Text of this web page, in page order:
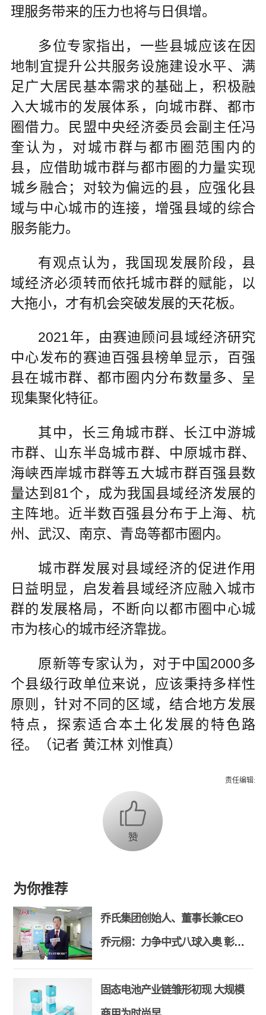
理服务带来的压力也将与日俱增。
多位专家指出，一些县城应该在因
地制宜提升公共服务设施建设水平、满
足广大居民基本需求的基础上，积极融
入大城市的发展体系，向城市群、都市
圈借力。民盟中央经济委员会副主任冯
奎认为，对城市群与都市圈范围内的
县，应借助城市群与都市圈的力量实现
城乡融合；对较为偏远的县，应强化县
域与中心城市的连接，增强县域的综合
服务能力。
有观点认为，我国现发展阶段，县
域经济必须转而依托城市群的赋能，以
大拖小，才有机会突破发展的天花板。
2021年，由赛迪顾问县域经济研究
中心发布的赛迪百强县榜单显示，百强
县在城市群、都市圈内分布数量多、呈
现集聚化特征。
其中，长三角城市群、长江中游城
市群、山东半岛城市群、中原城市群、
海峡西岸城市群等五大城市群百强县数
量达到81个，成为我国县域经济发展的
主阵地。近半数百强县分布于上海、杭
州、武汉、南京、青岛等都市圈内。
城市群发展对县域经济的促进作用
日益明显，启发着县域经济应融入城市
群的发展格局，不断向以都市圈中心城
市为核心的城市经济靠拢。
原新等专家认为，对于中国2000多
个县级行政单位来说，应该秉持多样性
原则，针对不同的区域，结合地方发展
特点，探索适合本土化发展的特色路
径。（记者 黄江林 刘惟真）
责任编辑:
为你推荐
乔氏集团创始人、董事长兼CEO
乔元栩：力争中式八球入奥 彰显
和合共生精神
固态电池产业链雏形初现 大规模